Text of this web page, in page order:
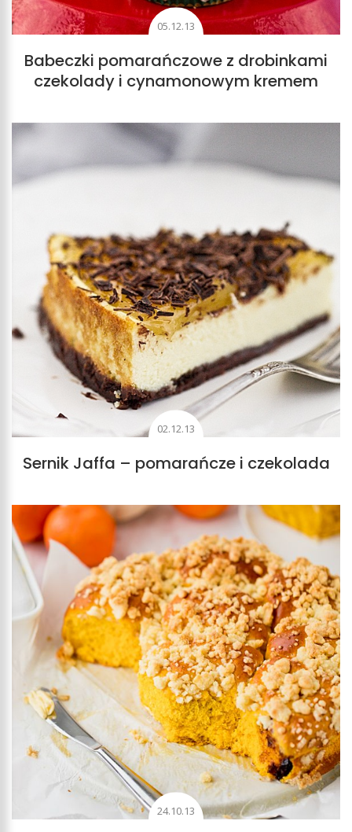
05.12.13
Babeczki pomarańczowe z drobinkami
czekolady i cynamonowym kremem
02.12.13
Sernik Jaffa – pomarańcze i czekolada
24.10.13